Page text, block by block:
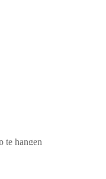
te hangen